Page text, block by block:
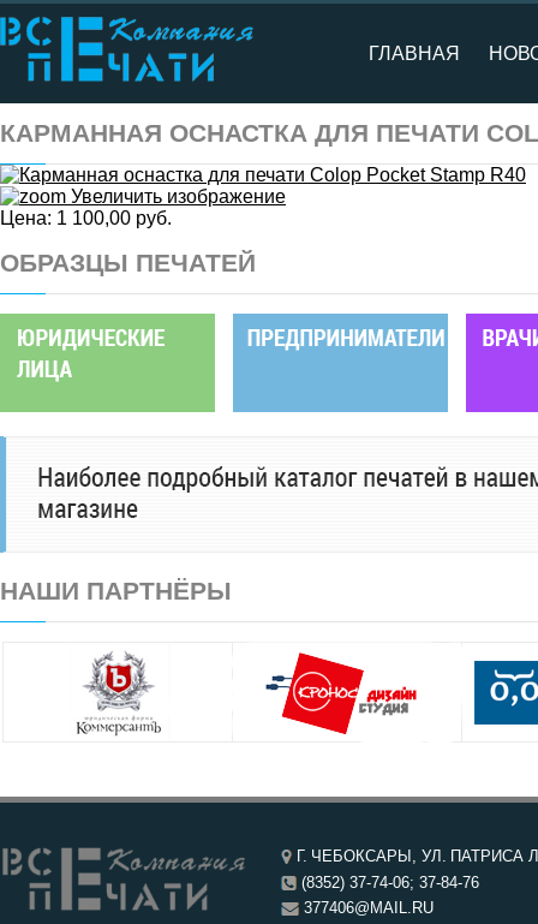
ГЛАВНАЯ
КАРМАННАЯ ОСНАСТКА ДЛЯ ПЕЧАТИ
Увеличить изображение
Цена: 1 100,00 руб.
ОБРАЗЦЫ ПЕЧАТЕЙ
НАШИ ПАРТНЁРЫ
Г. ЧЕБОКСАРЫ, УЛ. ПАТРИСА
(8352) 37-74-06; 37-84-76
377406@MAIL.RU